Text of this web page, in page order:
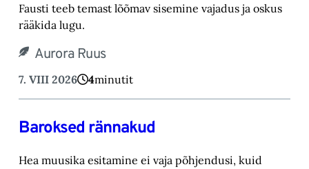
Fausti teeb temast lõõmav sisemine vajadus ja oskus
rääkida lugu.‎
Aurora Ruus
7. VIII 2026 4minutit
Baroksed rännakud
Hea muusika esitamine ei vaja põhjendusi, kuid